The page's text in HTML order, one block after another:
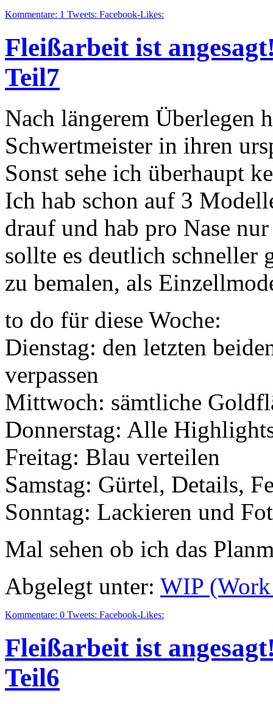
Kommentare: 1 Tweets: Facebook-Likes:
Fleißarbeit ist
Teil7
Nach längerem Überlegen
Schwertmeister in ihren
Sonst sehe ich überhaupt
Ich hab schon auf 3
drauf und hab pro Nase
sollte es deutlich schneller
zu bemalen, als
to do für diese Woche:
Dienstag: den letzten
verpassen
Mittwoch: sämtliche
Donnerstag: Alle
Freitag: Blau verteilen
Samstag: Gürtel, Details,
Sonntag: Lackieren und
Mal sehen ob ich das
Abgelegt unter: WIP
Kommentare: 0 Tweets: Facebook-Likes:
Fleißarbeit ist
Teil6